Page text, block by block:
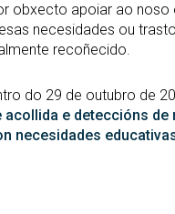
obxecto apoiar ao noso
necesidades ou
recoñecido.
do 29 de outubro de
acollida e deteccións de
necesidades